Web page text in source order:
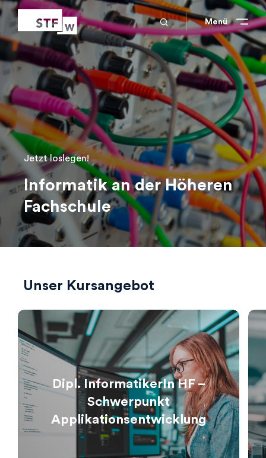
Schliessen
search Menü
Jetzt loslegen!
Informatik an der Höheren
Fachschule
Unser Kursangebot
Dipl. InformatikerIn HF –
Schwerpunkt
Applikationsentwicklung
Schliessen